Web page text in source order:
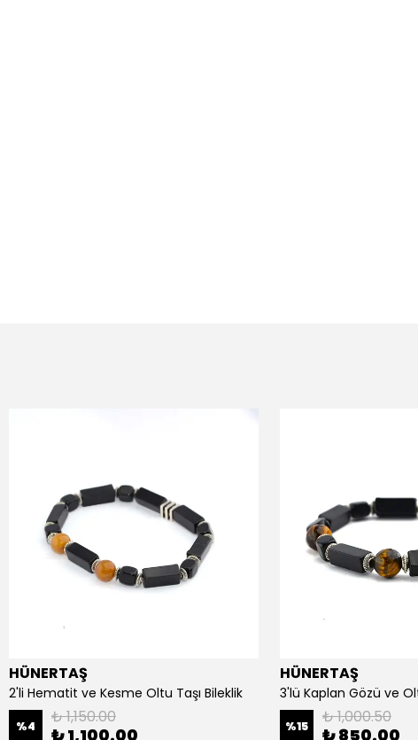
HÜNERTAŞ
2'li Hematit ve Kesme Oltu Taşı Bileklik
%4 ₺ 1,150.00
₺ 1,100.00
HÜNERTAŞ
3'lü Kaplan Gözü ve
%15 ₺ 1,000.50
₺ 850.00